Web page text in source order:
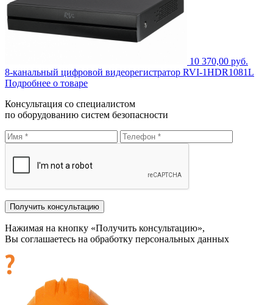
10 370,00 руб.
8-канальный цифровой видеорегистратор RVI-1HDR1081L
Подробнее о товаре
Консультация со специалистом
по оборудованию систем безопасности
Нажимая на кнопку «Получить консультацию»,
Вы соглашаетесь на обработку персональных данных